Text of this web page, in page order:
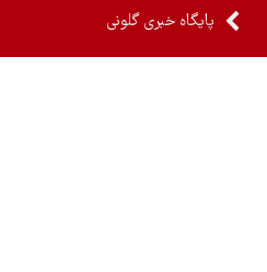
پایگاه خبری گلونی